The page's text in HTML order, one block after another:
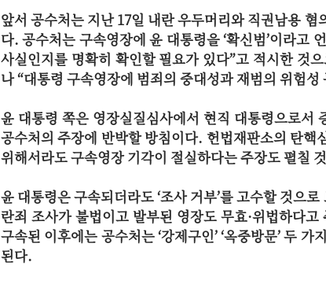
앞서 공수처는 지난 17일 내란 우두머리와 직권남용
다. 공수처는 구속영장에 윤 대통령을 ‘확신범’이라고
사실인지를 명확히 확인할 필요가 있다”고 적시한 것
나 “대통령 구속영장에 범죄의 중대성과 재범의 위험
윤 대통령 쪽은 영장실질심사에서 현직 대통령으로서
공수처의 주장에 반박할 방침이다. 헌법재판소의 탄핵
위해서라도 구속영장 기각이 절실하다는 주장도 펼칠
윤 대통령은 구속되더라도 ‘조사 거부’를 고수할 것으
란죄 조사가 불법이고 발부된 영장도 무효·위법하다
구속된 이후에는 공수처는 ‘강제구인’ ‘옥중방문’ 두
된다.